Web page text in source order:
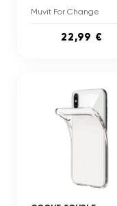
Muvit For Change
22,99 €